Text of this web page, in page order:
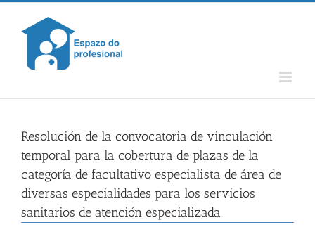
Skip
content
Resolución de la convocatoria de vinculación
temporal para la cobertura de plazas de la
categoría de facultativo especialista de área de
diversas especialidades para los servicios
sanitarios de atención especializada